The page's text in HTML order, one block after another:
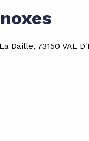
Daille, 73150 VAL